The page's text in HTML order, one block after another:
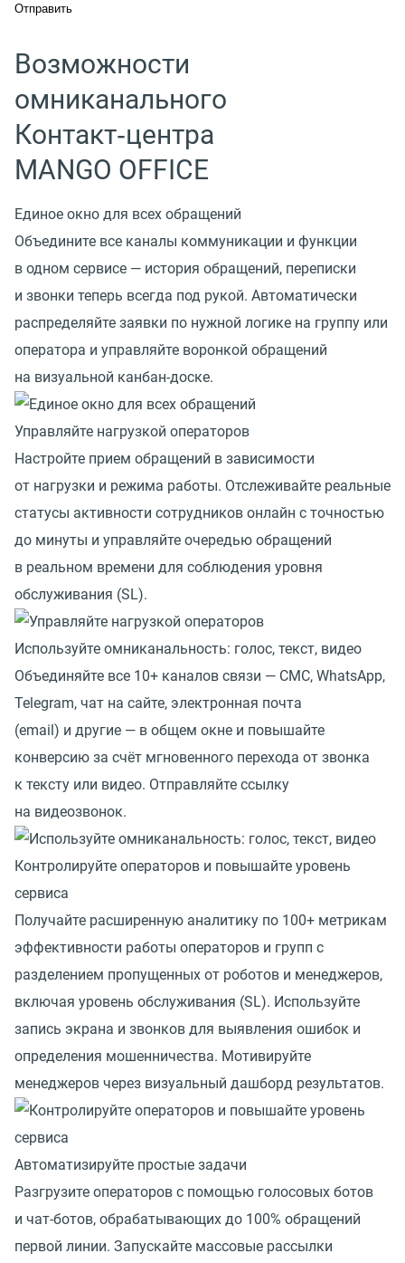
Возможности
омниканального
Контакт‑центра
MANGO OFFICE
Единое окно для всех обращений
Объедините все каналы коммуникации и функции
в одном сервисе — история обращений, переписки
и звонки теперь всегда под рукой. Автоматически
распределяйте заявки по нужной логике на группу или
оператора и управляйте воронкой обращений
на визуальной канбан-доске.
Управляйте нагрузкой операторов
Настройте прием обращений в зависимости
от нагрузки и режима работы. Отслеживайте реальные
статусы активности сотрудников онлайн с точностью
до минуты и управляйте очередью обращений
в реальном времени для соблюдения уровня
обслуживания (SL).
Используйте омниканальность: голос, текст, видео
Объединяйте все 10+ каналов связи — СМС, WhatsApp,
Telegram, чат на сайте, электронная почта
(email) и другие — в общем окне и повышайте
конверсию за счёт мгновенного перехода от звонка
к тексту или видео. Отправляйте ссылку
на видеозвонок.
Контролируйте операторов и повышайте уровень
сервиса
Получайте расширенную аналитику по 100+ метрикам
эффективности работы операторов и групп с
разделением пропущенных от роботов и менеджеров,
включая уровень обслуживания (SL). Используйте
запись экрана и звонков для выявления ошибок и
определения мошенничества. Мотивируйте
менеджеров через визуальный дашборд результатов.
Автоматизируйте простые задачи
Разгрузите операторов с помощью голосовых ботов
и чат-ботов, обрабатывающих до 100% обращений
первой линии. Запускайте массовые рассылки